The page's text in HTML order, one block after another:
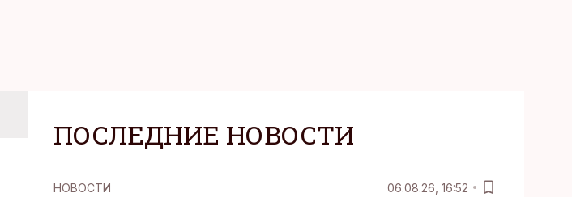
ПОСЛЕДНИЕ НОВОСТИ
НОВОСТИ 06.08.26, 16:52